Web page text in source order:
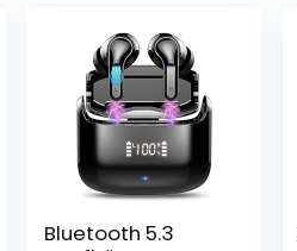
Bluetooth 5.3